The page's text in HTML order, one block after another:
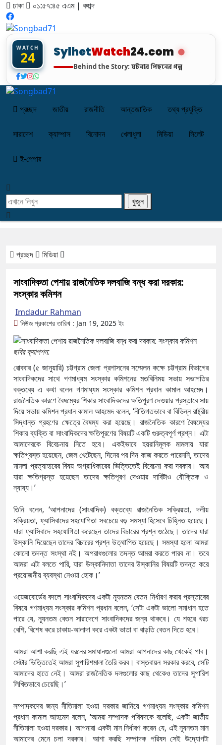
ঢাকা ০১:৫৭:৪৬ এএম| বঙ্গাব্দ
WATCH
24 SylhetWatch24.com
Behind the Story: ঘটনার পিছনের গল্প
প্রচ্ছদ জাতীয় রাজনীতি আন্তজাতিক তথ্য প্রযুক্তি
সারাদেশ ক্যাম্পাস বিনোদন খেলাধুলা মিডিয়া সিলেট
ই-পেপার
প্রচ্ছদ মিডিয়া
সাংবাদিকতা পেশায় রাজনৈতিক দলবাজি বন্ধ করা দরকার:
সংস্কার কমিশন
Imdadur Rahman
নিউজ প্রকাশের তারিখ : Jan 19, 2025 ইং
ছবির ক্যাপশন:
রোববার (৫ জানুয়ারি) চট্টগ্রাম জেলা প্রশাসনের সম্মেলন কক্ষে চট্টগ্রাম বিভাগের
সাংবাদিকদের সাথে গণমাধ্যম সংস্কার কমিশনের মতবিনিময় সভায় সভাপতির
বক্তব্যে এ কথা বলেন গণমাধ্যম সংস্কার কমিশন প্রধান কামাল আহমেদ।
রাজনৈতিক কারণে বৈষম্যের শিকার সাংবাদিকদের ক্ষতিপূরণ দেওয়ার প্রস্তাবে সায়
দিয়ে সভায় কমিশন প্রধান কামাল আহমেদ বলেন, ‘নীতিগতভাবে বা বিভিন্ন রাষ্ট্রীয়
সিদ্ধান্ত গ্রহণের ক্ষেত্রে বৈষম্য করা হয়েছে। রাজনৈতিক কারণে বৈষম্যের
শিকার ব্যক্তি বা সাংবাদিকদের ক্ষতিপূরণের বিষয়টি একটি গুরুত্বপূর্ণ প্রশ্ন। এটা
আমাদেরকে বিবেচনায় নিতে হবে। একইভাবে হয়রানিমূলক মামলায় যারা
ক্ষতিগ্রস্ত হয়েছেন, জেল খেটেছেন, দিনের পর দিন কাজ করতে পারেননি, তাদের
মামলা প্রত্যাহারের বিষয় অগ্রাধিকারের ভিত্তিতেই বিবেচনা করা দরকার। আর
যারা ক্ষতিগ্রস্ত হয়েছেন তাদের ক্ষতিপূরণ দেওয়ার দাবিটাও যৌক্তিক ও
ন্যায্য।’
তিনি বলেন, ‘আপনাদের (সাংবাদিক) বক্তব্যে রাজনৈতিক সক্রিয়তা, দলীয়
সক্রিয়তা, ফ্যাসিবাদের সহযোগিতা সবচেয়ে বড় সমস্যা হিসেবে চিহ্নিত হয়েছে।
যারা ফ্যাসিবাদে সহযোগিতা করেছেন তাদের বিচারের প্রশ্ন ওঠেছে। তাদের যারা
উস্কানি দিয়েছেন তাদের বিচারের প্রশ্ন উত্থাপিত হয়েছে। সমস্যা হলো আমরা
কোনো তদন্ত সংস্থা নই। অপরাধগুলোর তদন্ত আমরা করতে পারব না। তবে
আমরা এটা বলতে পারি, যারা উস্কানিদাতা তাদের উস্কানির বিষয়টি তদন্ত করে
প্রয়োজনীয় ব্যবস্থা নেওয়া হোক।’
ওয়েজবোর্ডের বদলে সাংবাদিকদের একটা ন্যূনতম বেতন নির্ধারণ করার প্রস্তাবের
বিষয়ে গণমাধ্যম সংস্কার কমিশন প্রধান বলেন, ‘সেটা একটা ভালো সমাধান হতে
পারে যে, ন্যূনতম বেতন সারাদেশে সাংবাদিকদের জন্য থাকবে। যে শহরে খরচ
বেশি, বিশেষ করে ঢাকায়-আলাদা করে একটা ভাতা বা বাড়তি বেতন দিতে হবে।
আমরা আশা করছি এই ধরনের সমাধানগুলো আমরা আপনাদের কাছ থেকেই পাব।
সেটার ভিত্তিতেই আমরা সুপারিশমালা তৈরি করব। বাস্তবায়ন সরকার করবে, সেটি
আমাদের হাতে নেই। আমরা রাজনৈতিক দলগুলোর কাছ থেকেও তাদের সুপারিশ
লিখিতভাবে চেয়েছি।’
সম্পাদকদের জন্য নীতিমালা হওয়া দরকার জানিয়ে গণমাধ্যম সংস্কার কমিশন
প্রধান কামাল আহমেদ বলেন, ‘আমরা সম্পাদক পরিষদকে বলেছি, একটা জাতীয়
নীতিমালা হওয়া দরকার। আপনারা একটা মান নির্ধারণ করেন যে, এই ন্যূনতম মান
আমাদের মেনে চলা দরকার। আশা করছি সম্পাদক পরিষদ সেই উদ্যোগটা